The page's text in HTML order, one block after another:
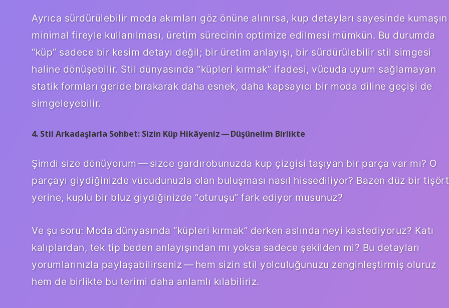
Ayrıca sürdürülebilir moda akımları göz önüne alınırsa, kup detayları sayesinde kumaşın
minimal fireyle kullanılması, üretim sürecinin optimize edilmesi mümkün. Bu durumda
“küp” sadece bir kesim detayı değil; bir üretim anlayışı, bir sürdürülebilir stil simgesi
haline dönüşebilir. Stil dünyasında “küpleri kırmak” ifadesi, vücuda uyum sağlamayan
statik formları geride bırakarak daha esnek, daha kapsayıcı bir moda diline geçişi de
simgeleyebilir.
4. Stil Arkadaşlarla Sohbet: Sizin Küp Hikâyeniz — Düşünelim Birlikte
Şimdi size dönüyorum — sizce gardırobunuzda kup çizgisi taşıyan bir parça var mı? O
parçayı giydiğinizde vücudunuzla olan buluşması nasıl hissediliyor? Bazen düz bir tişört
yerine, kuplu bir bluz giydiğinizde “oturuşu” fark ediyor musunuz?
Ve şu soru: Moda dünyasında “küpleri kırmak” derken aslında neyi kastediyoruz? Katı
kalıplardan, tek tip beden anlayışından mı yoksa sadece şekilden mi? Bu detayları
yorumlarınızla paylaşabilirseniz — hem sizin stil yolculuğunuzu zenginleştirmiş oluruz
hem de birlikte bu terimi daha anlamlı kılabiliriz.